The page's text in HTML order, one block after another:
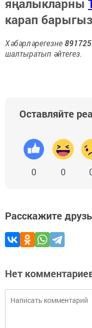
яңалыкларны
карап
Хәбәрләрегезне
шалтыратып әйтегез.
Оставляйте
0 0
Расскажите
Нет